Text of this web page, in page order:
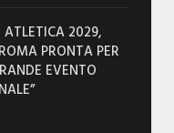
2029,
PRONTA PER
EVENTO